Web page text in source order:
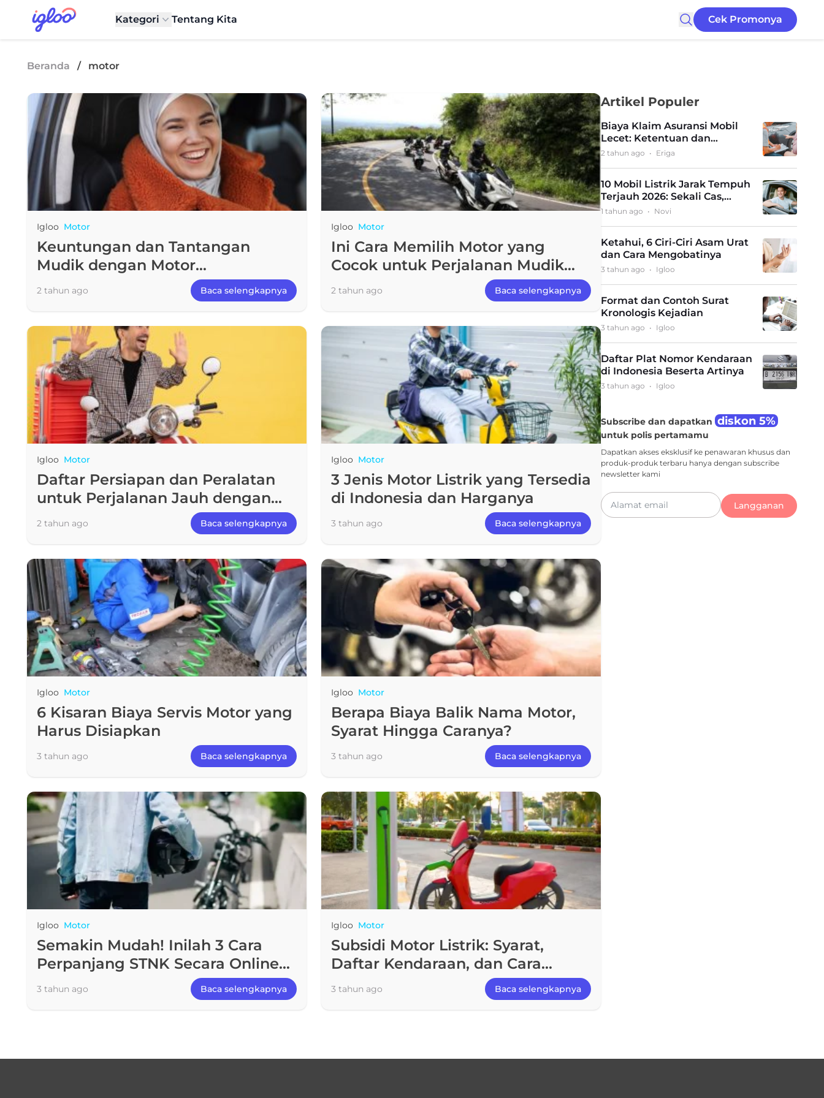
Skip to content
Igloo Blog
Kategori
Tentang Kita Cek Promonya
Beranda / motor
Igloo Motor
Keuntungan dan Tantangan
Mudik dengan Motor
dibandingkan Mobil, Tetaplah
2 tahun ago Baca selengkapnya
Igloo Motor
Ini Cara Memilih Motor yang
Cocok untuk Perjalanan Mudik
Lebaran!
2 tahun ago Baca selengkapnya
Igloo Motor
Daftar Persiapan dan Peralatan
untuk Perjalanan Jauh dengan
Motor
2 tahun ago Baca selengkapnya
Igloo Motor
3 Jenis Motor Listrik yang Tersedia
di Indonesia dan Harganya
3 tahun ago Baca selengkapnya
Igloo Motor
6 Kisaran Biaya Servis Motor yang
Harus Disiapkan
3 tahun ago Baca selengkapnya
Igloo Motor
Berapa Biaya Balik Nama Motor,
Syarat Hingga Caranya?
3 tahun ago Baca selengkapnya
Igloo Motor
Semakin Mudah! Inilah 3 Cara
Perpanjang STNK Secara Online
2024
3 tahun ago Baca selengkapnya
Igloo Motor
Subsidi Motor Listrik: Syarat,
Daftar Kendaraan, dan Cara
Membelinya
3 tahun ago Baca selengkapnya
Artikel Populer
Biaya Klaim Asuransi Mobil
Lecet: Ketentuan dan
Perbandingan
2 tahun ago • Eriga
10 Mobil Listrik Jarak Tempuh
Terjauh 2026: Sekali Cas,
Langsung Gas Jauh!
1 tahun ago • Novi
Ketahui, 6 Ciri-Ciri Asam Urat
dan Cara Mengobatinya
3 tahun ago • Igloo
Format dan Contoh Surat
Kronologis Kejadian
3 tahun ago • Igloo
Daftar Plat Nomor Kendaraan
di Indonesia Beserta Artinya
3 tahun ago • Igloo
Subscribe dan dapatkan diskon 5%
untuk polis pertamamu
Dapatkan akses eksklusif ke penawaran khusus dan
produk-produk terbaru hanya dengan subscribe
newsletter kami
Langganan